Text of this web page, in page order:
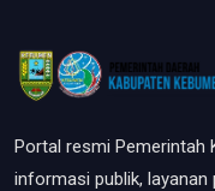
Portal resmi Pemerintah
informasi publik,